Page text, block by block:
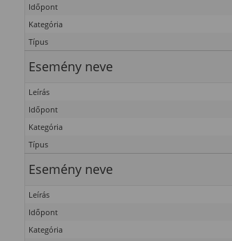
Időpont
Kategória
Típus
Esemény neve
Leírás
Időpont
Kategória
Típus
Esemény neve
Leírás
Időpont
Kategória